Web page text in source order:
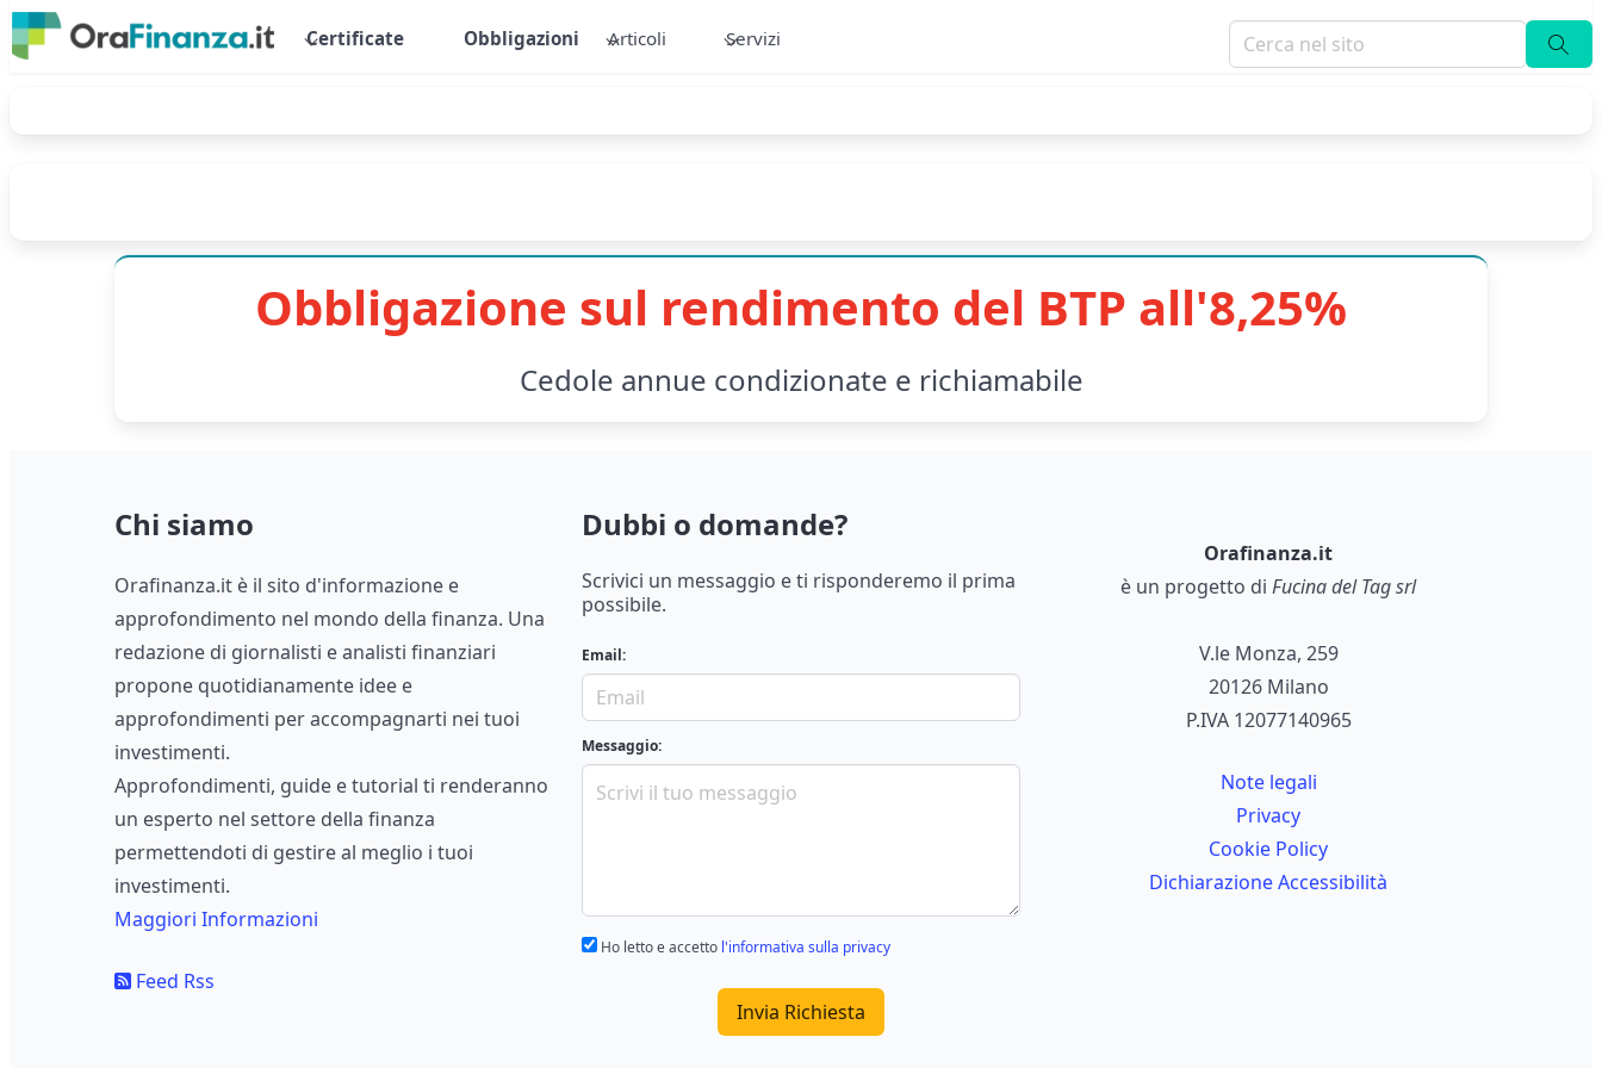
Certificate Obbligazioni Articoli Servizi
Obbligazione sul rendimento del BTP all'8,25%
Cedole annue condizionate e richiamabile
Chi siamo
Orafinanza.it è il sito d'informazione e
approfondimento nel mondo della finanza. Una
redazione di giornalisti e analisti finanziari
propone quotidianamente idee e
approfondimenti per accompagnarti nei tuoi
investimenti.
Approfondimenti, guide e tutorial ti renderanno
un esperto nel settore della finanza
permettendoti di gestire al meglio i tuoi
investimenti.
Maggiori Informazioni
Feed Rss
Dubbi o domande?
Scrivici un messaggio e ti risponderemo il prima
possibile.
Email:
Messaggio:
Ho letto e accetto l'informativa sulla privacy
Invia Richiesta
Orafinanza.it
è un progetto di Fucina del Tag srl
V.le Monza, 259
20126 Milano
P.IVA 12077140965
Note legali
Privacy
Cookie Policy
Dichiarazione Accessibilità